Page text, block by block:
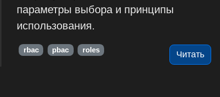
параметры выбора и принципы
использования.
Читать
rbac pbac roles